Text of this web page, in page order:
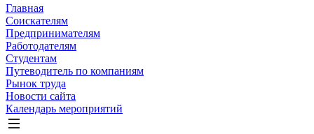
Главная
Соискателям
Предпринимателям
Работодателям
Студентам
Путеводитель по компаниям
Рынок труда
Новости сайта
Календарь мероприятий